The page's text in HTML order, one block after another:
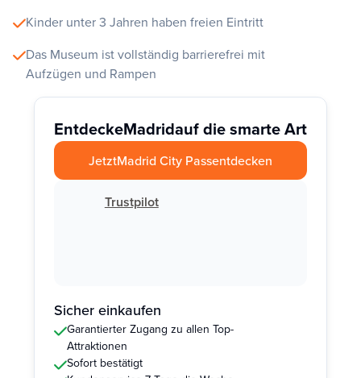
Kinder unter 3 Jahren haben freien Eintritt
Das Museum ist vollständig barrierefrei mit
Aufzügen und Rampen
EntdeckeMadridauf die smarte Art
JetztMadrid City Passentdecken
Trustpilot
Sicher einkaufen
Garantierter Zugang zu allen Top-
Attraktionen
Sofort bestätigt